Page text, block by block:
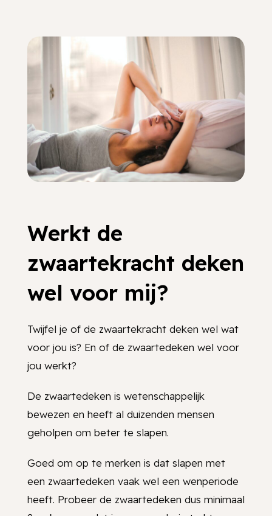
Werkt de
zwaartekracht deken
wel voor mij?
Twijfel je of de zwaartekracht deken wel wat
voor jou is? En of de zwaartedeken wel voor
jou werkt?
De zwaartedeken is wetenschappelijk
bewezen en heeft al duizenden mensen
geholpen om beter te slapen.
Goed om op te merken is dat slapen met
een zwaartedeken vaak wel een wenperiode
heeft. Probeer de zwaartedeken dus minimaal